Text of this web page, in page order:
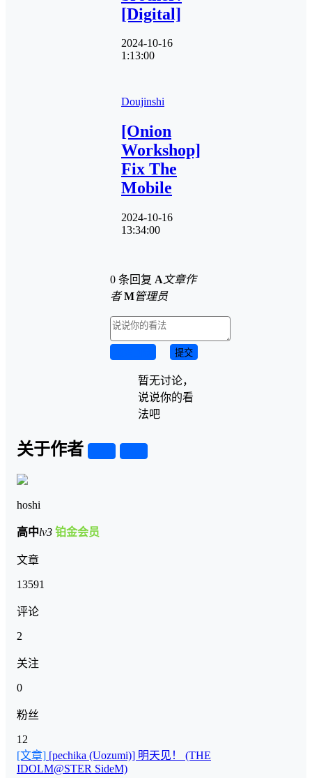
[Digital]
2024-10-16
1:13:00
Doujinshi
[Onion
Workshop]
Fix The
Mobile
2024-10-16
13:34:00
0 条回复 A 文章作
者 M管理员
提交
暂无讨论，
说说你的看
法吧
关于作者
hoshi
高中lv3 铂金会员
文章
13591
评论
2
关注
0
粉丝
12
[文章] [pechika (Uozumi)] 明天见！ (THE
IDOLM@STER SideM)